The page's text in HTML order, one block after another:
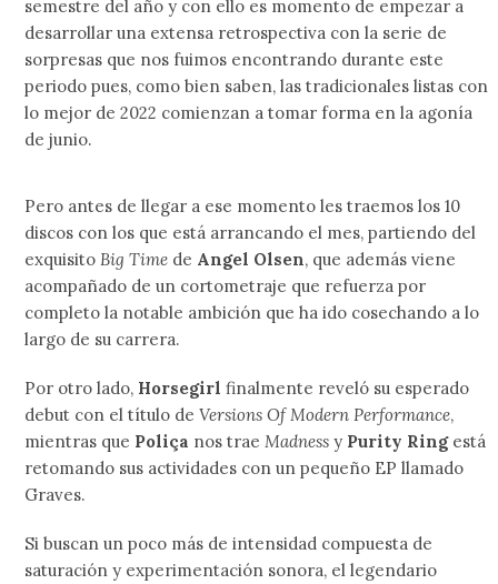
semestre del año y con ello es momento de empezar a
desarrollar una extensa retrospectiva con la serie de
sorpresas que nos fuimos encontrando durante este
periodo pues, como bien saben, las tradicionales listas con
lo mejor de 2022 comienzan a tomar forma en la agonía
de junio.
Pero antes de llegar a ese momento les traemos los 10
discos con los que está arrancando el mes, partiendo del
exquisito Big Time de Angel Olsen, que además viene
acompañado de un cortometraje que refuerza por
completo la notable ambición que ha ido cosechando a lo
largo de su carrera.
Por otro lado, Horsegirl finalmente reveló su esperado
debut con el título deVersions Of Modern Performance,
mientras que Poliça nos trae Madnessy Purity Ringestá
retomando sus actividades con un pequeño EP llamado
Graves.
Si buscan un poco más de intensidad compuesta de
saturación y experimentación sonora, el legendario